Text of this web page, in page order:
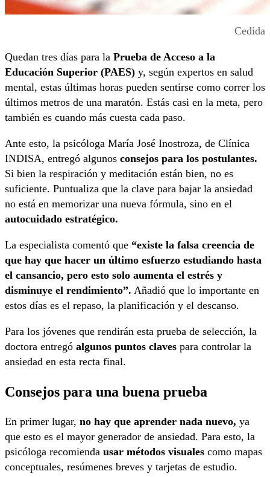
Cedida
Quedan tres días para la Prueba de Acceso a la
Educación Superior (PAES) y, según expertos en salud
mental, estas últimas horas pueden sentirse como correr los
últimos metros de una maratón. Estás casi en la meta, pero
también es cuando más cuesta cada paso.
Ante esto, la psicóloga María José Inostroza, de Clínica
INDISA, entregó algunos consejos para los postulantes.
Si bien la respiración y meditación están bien, no es
suficiente. Puntualiza que la clave para bajar la ansiedad
no está en memorizar una nueva fórmula, sino en el
autocuidado estratégico.
La especialista comentó que “existe la falsa creencia de
que hay que hacer un último esfuerzo estudiando hasta
el cansancio, pero esto solo aumenta el estrés y
disminuye el rendimiento”. Añadió que lo importante en
estos días es el repaso, la planificación y el descanso.
Para los jóvenes que rendirán esta prueba de selección, la
doctora entregó algunos puntos claves para controlar la
ansiedad en esta recta final.
Consejos para una buena prueba
En primer lugar, no hay que aprender nada nuevo, ya
que esto es el mayor generador de ansiedad. Para esto, la
psicóloga recomienda usar métodos visuales como mapas
conceptuales, resúmenes breves y tarjetas de estudio.